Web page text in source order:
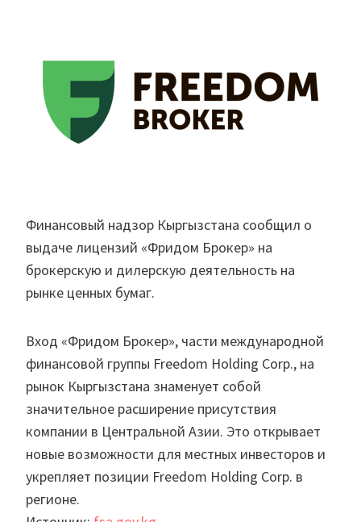
Финансовый надзор Кыргызстана сообщил о
выдаче лицензий «Фридом Брокер» на
брокерскую и дилерскую деятельность на
рынке ценных бумаг.
Вход «Фридом Брокер», части международной
финансовой группы Freedom Holding Corp., на
рынок Кыргызстана знаменует собой
значительное расширение присутствия
компании в Центральной Азии. Это открывает
новые возможности для местных инвесторов и
укрепляет позиции Freedom Holding Corp. в
регионе.